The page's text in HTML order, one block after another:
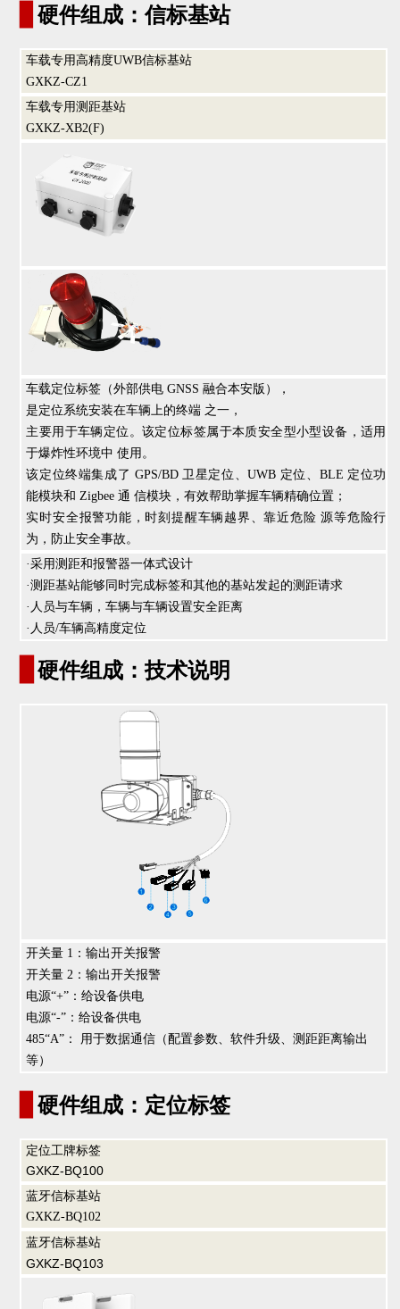
▊硬件组成：信标基站
车载专用高精度UWB信标基站
GXKZ-CZ1
车载专用测距基站
GXKZ-XB2(F)
车载定位标签（外部供电 GNSS 融合本安版），
是定位系统安装在车辆上的终端 之一，
主要用于车辆定位。该定位标签属于本质安全型小型设备，适用
于爆炸性环境中 使用。
该定位终端集成了 GPS/BD 卫星定位、UWB 定位、BLE 定位功
能模块和 Zigbee 通 信模块，有效帮助掌握车辆精确位置；
实时安全报警功能，时刻提醒车辆越界、靠近危险 源等危险行
为，防止安全事故。
·采用测距和报警器一体式设计
·测距基站能够同时完成标签和其他的基站发起的测距请求
·人员与车辆，车辆与车辆设置安全距离
·人员/车辆高精度定位
▊硬件组成：技术说明
开关量 1：输出开关报警
开关量 2：输出开关报警
电源“+”：给设备供电
电源“-”：给设备供电
485“A”： 用于数据通信（配置参数、软件升级、测距距离输出
等）
▊硬件组成：定位标签
定位工牌标签
GXKZ-BQ100
蓝牙信标基站
GXKZ-BQ102
蓝牙信标基站
GXKZ-BQ103